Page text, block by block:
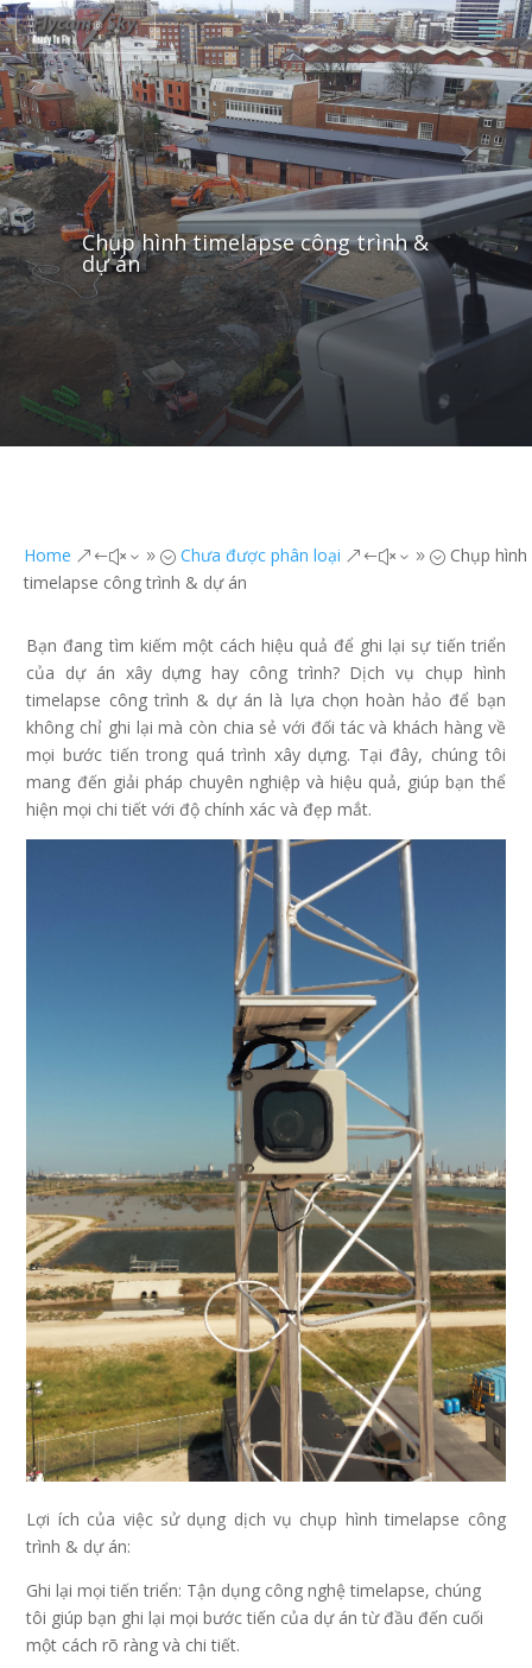
Chụp hình timelapse công trình &
dự án
Home &#x39; Chưa được phân loại &#x39; Chụp hình
timelapse công trình & dự án
Bạn đang tìm kiếm một cách hiệu quả để ghi lại sự tiến triển
của dự án xây dựng hay công trình? Dịch vụ chụp hình
timelapse công trình & dự án là lựa chọn hoàn hảo để bạn
không chỉ ghi lại mà còn chia sẻ với đối tác và khách hàng về
mọi bước tiến trong quá trình xây dựng. Tại đây, chúng tôi
mang đến giải pháp chuyên nghiệp và hiệu quả, giúp bạn thể
hiện mọi chi tiết với độ chính xác và đẹp mắt.
Lợi ích của việc sử dụng dịch vụ chụp hình timelapse công
trình & dự án:
Ghi lại mọi tiến triển: Tận dụng công nghệ timelapse, chúng
tôi giúp bạn ghi lại mọi bước tiến của dự án từ đầu đến cuối
một cách rõ ràng và chi tiết.